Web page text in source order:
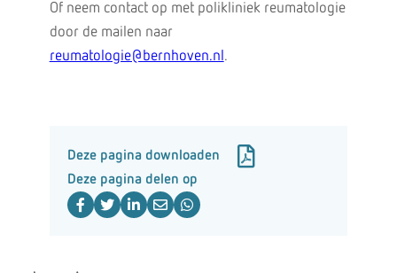
Of neem contact op met polikliniek reumatologie
door de mailen naar
reumatologie@bernhoven.nl .
Deze pagina downloaden
Deze pagina delen op